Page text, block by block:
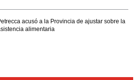
acusó a la Provincia de ajustar sobre la
alimentaria